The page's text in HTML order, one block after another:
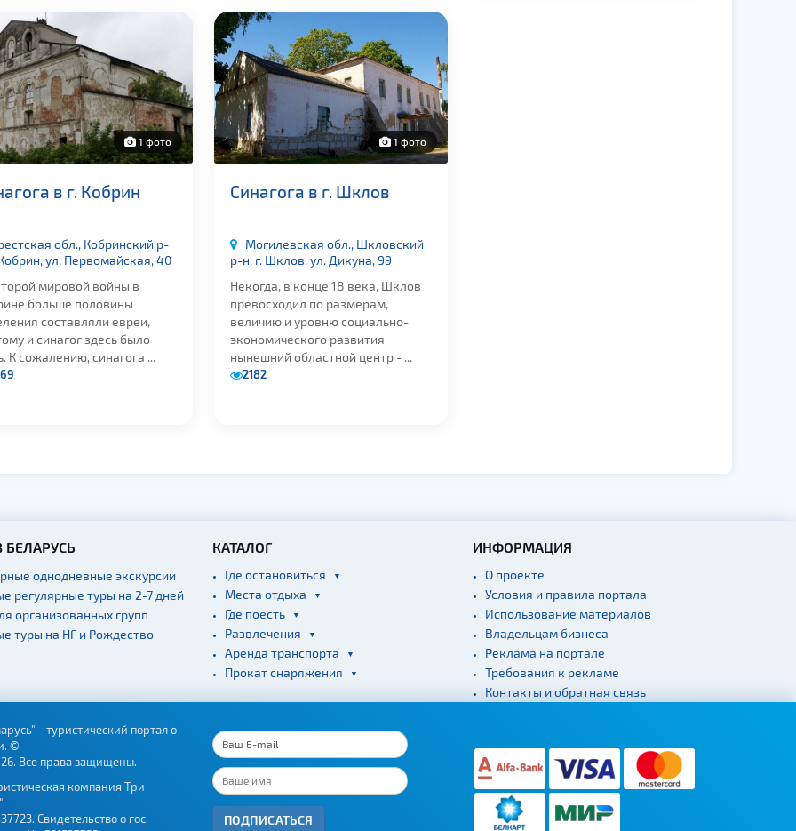
1 фото
в г. Кобрин
обл., Кобринский р-
Кобрин, ул. Первомайская, 40
мировой войны в
больше половины
составляли евреи,
и синагог здесь было
К сожалению, синагога ...
1 фото
Синагога в г. Шклов
Могилевская обл., Шкловский
р-н, г. Шклов, ул. Дикуна, 99
Некогда, в конце 18 века, Шклов
превосходил по размерам,
величию и уровню социально-
экономического развития
нынешний областной центр - ...
2182
БЕЛАРУСЬ
однодневные экскурсии
регулярные туры на 2-7 дней
организованных групп
туры на НГ и Рождество
КАТАЛОГ
Где остановиться
Места отдыха
Где поесть
Развлечения
Аренда транспорта
Прокат снаряжения
ИНФОРМАЦИЯ
О проекте
Условия и правила портала
Использование материалов
Владельцам бизнеса
Реклама на портале
Требования к рекламе
Контакты и обратная связь
- туристический портал о
©
Все права защищены.
компания Три
Свидетельство о гос.
ПОДПИСАТЬСЯ